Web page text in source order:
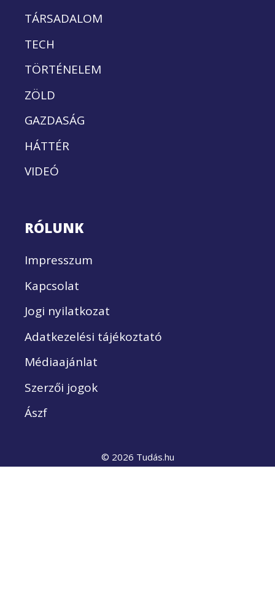
TÁRSADALOM
TECH
TÖRTÉNELEM
ZÖLD
GAZDASÁG
HÁTTÉR
VIDEÓ
RÓLUNK
Impresszum
Kapcsolat
Jogi nyilatkozat
Adatkezelési tájékoztató
Médiaajánlat
Szerzői jogok
Ászf
© 2026 Tudás.hu